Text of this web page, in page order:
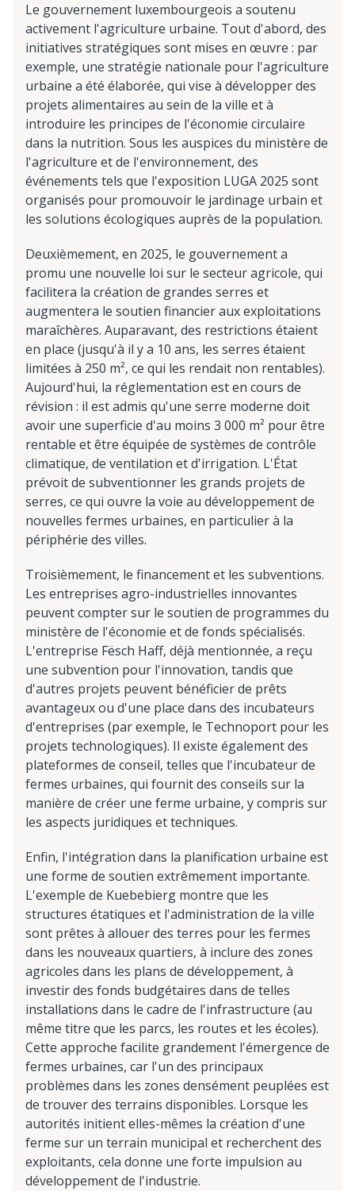
Le gouvernement luxembourgeois a soutenu
activement l'agriculture urbaine. Tout d'abord, des
initiatives stratégiques sont mises en œuvre : par
exemple, une stratégie nationale pour l'agriculture
urbaine a été élaborée, qui vise à développer des
projets alimentaires au sein de la ville et à
introduire les principes de l'économie circulaire
dans la nutrition. Sous les auspices du ministère de
l'agriculture et de l'environnement, des
événements tels que l'exposition LUGA 2025 sont
organisés pour promouvoir le jardinage urbain et
les solutions écologiques auprès de la population.
Deuxièmement, en 2025, le gouvernement a
promu une nouvelle loi sur le secteur agricole, qui
facilitera la création de grandes serres et
augmentera le soutien financier aux exploitations
maraîchères. Auparavant, des restrictions étaient
en place (jusqu'à il y a 10 ans, les serres étaient
limitées à 250 m², ce qui les rendait non rentables).
Aujourd'hui, la réglementation est en cours de
révision : il est admis qu'une serre moderne doit
avoir une superficie d'au moins 3 000 m² pour être
rentable et être équipée de systèmes de contrôle
climatique, de ventilation et d'irrigation. L'État
prévoit de subventionner les grands projets de
serres, ce qui ouvre la voie au développement de
nouvelles fermes urbaines, en particulier à la
périphérie des villes.
Troisièmement, le financement et les subventions.
Les entreprises agro-industrielles innovantes
peuvent compter sur le soutien de programmes du
ministère de l'économie et de fonds spécialisés.
L'entreprise Fësch Haff, déjà mentionnée, a reçu
une subvention pour l'innovation, tandis que
d'autres projets peuvent bénéficier de prêts
avantageux ou d'une place dans des incubateurs
d'entreprises (par exemple, le Technoport pour les
projets technologiques). Il existe également des
plateformes de conseil, telles que l'incubateur de
fermes urbaines, qui fournit des conseils sur la
manière de créer une ferme urbaine, y compris sur
les aspects juridiques et techniques.
Enfin, l'intégration dans la planification urbaine est
une forme de soutien extrêmement importante.
L'exemple de Kuebebierg montre que les
structures étatiques et l'administration de la ville
sont prêtes à allouer des terres pour les fermes
dans les nouveaux quartiers, à inclure des zones
agricoles dans les plans de développement, à
investir des fonds budgétaires dans de telles
installations dans le cadre de l'infrastructure (au
même titre que les parcs, les routes et les écoles).
Cette approche facilite grandement l'émergence de
fermes urbaines, car l'un des principaux
problèmes dans les zones densément peuplées est
de trouver des terrains disponibles. Lorsque les
autorités initient elles-mêmes la création d'une
ferme sur un terrain municipal et recherchent des
exploitants, cela donne une forte impulsion au
développement de l'industrie.